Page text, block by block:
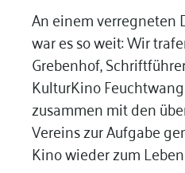
An einem verregneten
war es so weit: Wir
Grebenhof,
KulturKino
zusammen mit den
Vereins zur Aufgabe
Kino wieder zum